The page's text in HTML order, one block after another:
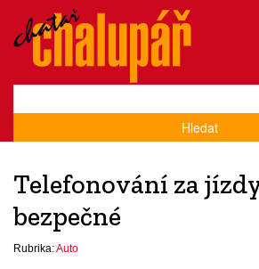
Hledat
Telefonování za
bezpečné
Rubrika:Auto